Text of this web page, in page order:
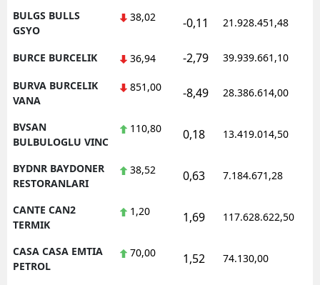
BULGS BULLS
GSYO
38,02 -0,11 21.928.451,48
BURCE BURCELIK 36,94 -2,79 39.939.661,10
BURVA BURCELIK
VANA
851,00 -8,49 28.386.614,00
BVSAN
BULBULOGLU VINC
110,80 0,18 13.419.014,50
BYDNR BAYDONER
RESTORANLARI
38,52 0,63 7.184.671,28
CANTE CAN2
TERMIK
1,20 1,69 117.628.622,50
CASA CASA EMTIA
PETROL
70,00 1,52 74.130,00